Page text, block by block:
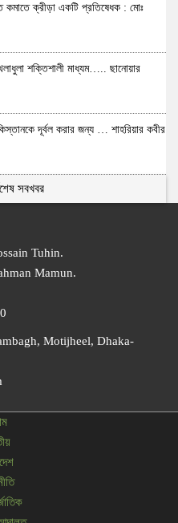
কমাতে ক্রীড়া একটি প্রতিষেধক : মোঃ
শক্তিশালী মাধ্যম….. ছানোয়ার
দূর্বল করার জন্য … শাহরিয়ার কবীর
সবখবর
Tuhin.
Mamun.
Motijheel, Dhaka-